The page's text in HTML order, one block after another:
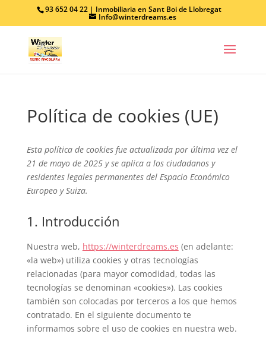
93 652 04 22 | Inmobiliaria en Sant Boi de Llobregat
Info@winterdreams.es
Política de cookies (UE)
Esta política de cookies fue actualizada por última vez el
21 de mayo de 2025 y se aplica a los ciudadanos y
residentes legales permanentes del Espacio Económico
Europeo y Suiza.
1. Introducción
Nuestra web, https://winterdreams.es (en adelante:
«la web») utiliza cookies y otras tecnologías
relacionadas (para mayor comodidad, todas las
tecnologías se denominan «cookies»). Las cookies
también son colocadas por terceros a los que hemos
contratado. En el siguiente documento te
informamos sobre el uso de cookies en nuestra web.